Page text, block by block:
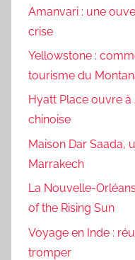
Amanvari : une
crise
Yellowstone :
tourisme du
Hyatt Place ouvre à
chinoise
Maison Dar Saada,
Marrakech
La Nouvelle-
of the Rising Sun
Voyage en Inde :
tromper